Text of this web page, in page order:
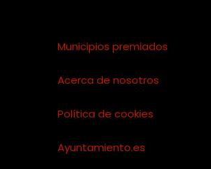
Municipios premiados
Acerca de nosotros
Política de cookies
Ayuntamiento.es